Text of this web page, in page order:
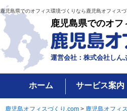
鹿児島県でのオフィス環境づくりなら鹿児島オフィス
鹿児島県でのオ
運営会社：株式会社しん
ホーム サービス案内
鹿児島オフィスづくり.com > 鹿児島オフィ